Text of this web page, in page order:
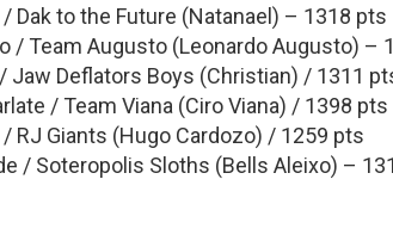
Dak to the Future (Natanael) – 1318 pts
/ Team Augusto (Leonardo Augusto) –
Jaw Deflators Boys (Christian) / 1311
/ Team Viana (Ciro Viana) / 1398 pts
RJ Giants (Hugo Cardozo) / 1259 pts
/ Soteropolis Sloths (Bells Aleixo) –